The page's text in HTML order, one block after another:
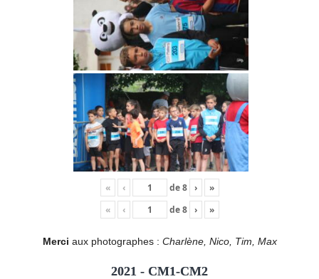
« ‹ de8 ›
»
«
‹ de8 › »
Merci aux photographes : Charlène, Nico, Tim, Max
2021 - CM1-CM2